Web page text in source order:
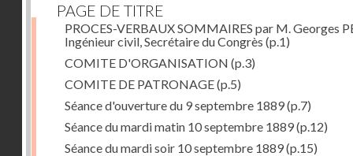
PAGE DE TITRE
PROCES-VERBAUX SOMMAIRES par M. Georges
Ingénieur civil, Secrétaire du Congrès (p.1)
COMITE D'ORGANISATION (p.3)
COMITE DE PATRONAGE(p.5)
Séance d'ouverture du 9 septembre 1889(p.7)
Séance du mardi matin 10 septembre 1889(p.12)
Séance du mardi soir 10 septembre 1889(p.15)